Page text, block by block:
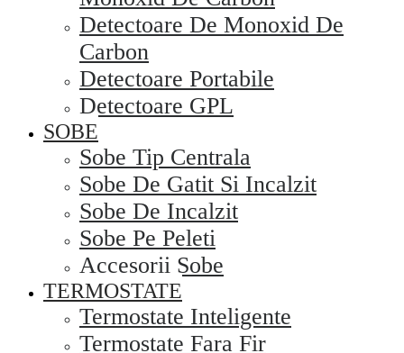
Detectoare De Monoxid De
Carbon
Detectoare Portabile
Detectoare GPL
SOBE
Sobe Tip Centrala
Sobe De Gatit Si Incalzit
Sobe De Incalzit
Sobe Pe Peleti
Accesorii Sobe
TERMOSTATE
Termostate Inteligente
Termostate Fara Fir